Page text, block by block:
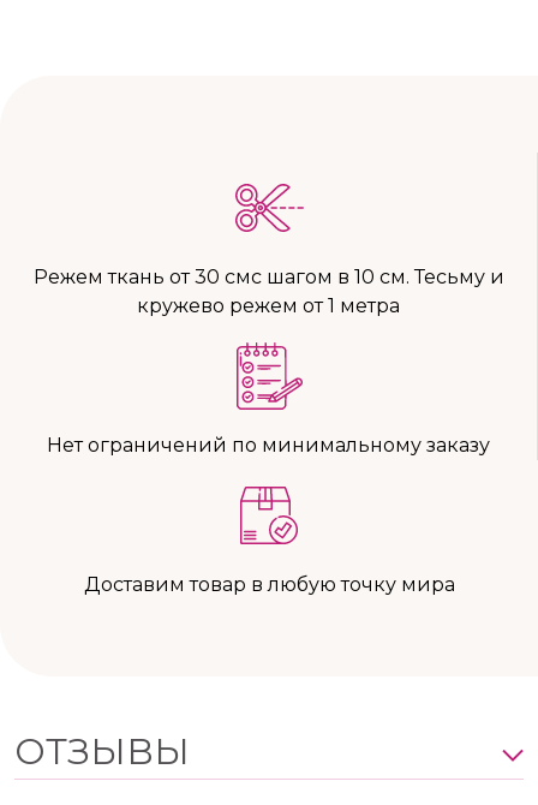
Режем ткань от 30 смс шагом в 10 см. Тесьму и
кружево режем от 1 метра
Нет ограничений по минимальному заказу
Доставим товар в любую точку мира
ОТЗЫВЫ